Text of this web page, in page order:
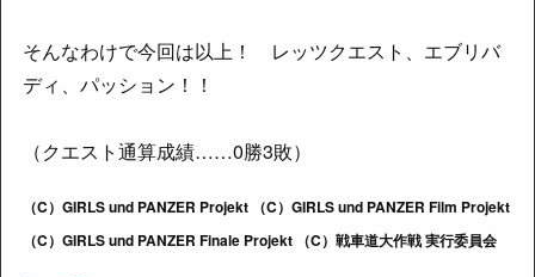
そんなわけで今回は以上！ レッツクエスト、エブリバ
ディ、パッション！！
（クエスト通算成績……0勝3敗）
（C）GIRLS und PANZER Projekt （C）GIRLS und PANZER Film Projekt
（C）GIRLS und PANZER Finale Projekt （C）戦車道大作戦 実行委員会